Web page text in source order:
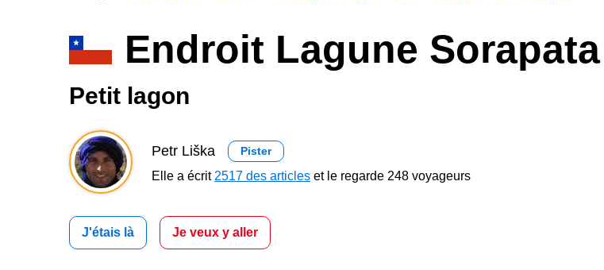
Endroit Lagune Sorapata
Petit lagon
Petr Liška Pister
Elle a écrit 2517 des articles et le regarde 248 voyageurs
J'étais là Je veux y aller